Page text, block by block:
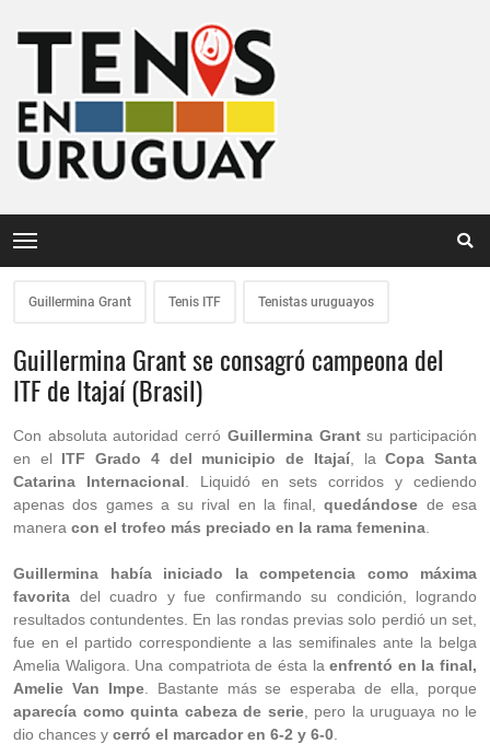
Guillermina Grant Tenis ITF Tenistas uruguayos
Guillermina Grant se consagró campeona del
ITF de Itajaí (Brasil)
Con absoluta autoridad cerró Guillermina Grantsu participación
en el ITF Grado 4 del municipio de Itajaí, laCopa Santa
Catarina Internacional . Liquidó en sets corridos y cediendo
apenas dos games a su rival en la final,quedándose de esa
manera con el trofeo más preciado en la rama femenina
Guillermina había iniciado la competencia como máxima
favorita del cuadro y fue confirmando su condición, logrando
resultados contundentes. En las rondas previas solo perdió un set,
fue en el partido correspondiente a las semifinales ante la belga
Amelia Waligora. Una compatriota de ésta laenfrentó en la final,
Amelie Van Impe. Bastante más se esperaba de ella, porque
aparecía como quinta cabeza de serie, pero la uruguaya no le
dio chances y cerró el marcador en 6-2 y 6-0